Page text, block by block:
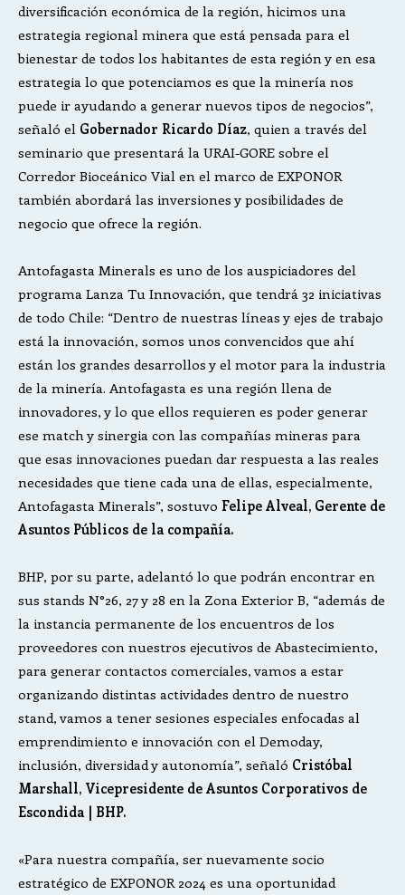
diversificación económica de la región, hicimos una
estrategia regional minera que está pensada para el
bienestar de todos los habitantes de esta región y en esa
estrategia lo que potenciamos es que la minería nos
puede ir ayudando a generar nuevos tipos de negocios”,
señaló el Gobernador Ricardo Díaz, quien a través del
seminario que presentará la URAI-GORE sobre el
Corredor Bioceánico Vial en el marco de EXPONOR
también abordará las inversiones y posibilidades de
negocio que ofrece la región.
Antofagasta Minerals es uno de los auspiciadores del
programa Lanza Tu Innovación, que tendrá 32 iniciativas
de todo Chile: “Dentro de nuestras líneas y ejes de trabajo
está la innovación, somos unos convencidos que ahí
están los grandes desarrollos y el motor para la industria
de la minería. Antofagasta es una región llena de
innovadores, y lo que ellos requieren es poder generar
ese match y sinergia con las compañías mineras para
que esas innovaciones puedan dar respuesta a las reales
necesidades que tiene cada una de ellas, especialmente,
Antofagasta Minerals”, sostuvo Felipe Alveal, Gerente de
Asuntos Públicos de la compañía.
BHP, por su parte, adelantó lo que podrán encontrar en
sus stands N°26, 27 y 28 en la Zona Exterior B, “además de
la instancia permanente de los encuentros de los
proveedores con nuestros ejecutivos de Abastecimiento,
para generar contactos comerciales, vamos a estar
organizando distintas actividades dentro de nuestro
stand, vamos a tener sesiones especiales enfocadas al
emprendimiento e innovación con el Demoday,
inclusión, diversidad y autonomía”, señaló Cristóbal
Marshall, Vicepresidente de Asuntos Corporativos de
Escondida | BHP.
«Para nuestra compañía, ser nuevamente socio
estratégico de EXPONOR 2024 es una oportunidad